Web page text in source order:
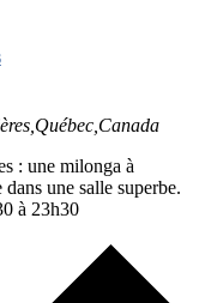
: une milonga à
une salle superbe.
à 23h30